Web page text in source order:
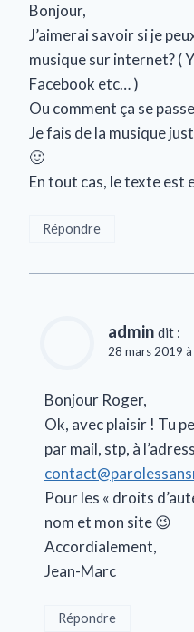
Bonjour,
J’aimerai savoir si je
musique sur internet? (
Facebook etc… )
Ou comment ça se
Je fais de la musique
🙂
En tout cas, le texte est
Répondre
admin dit :
28 mars 2019
Bonjour Roger,
Ok, avec plaisir ! Tu
par mail, stp, à
Pour les « droits
nom et mon site 😉
Accordialement,
Jean-Marc
Répondre